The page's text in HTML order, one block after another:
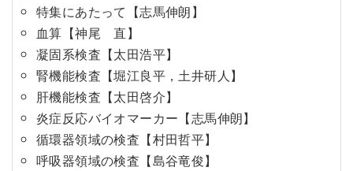
特集にあたって【志馬伸朗】
血算【神尾 直】
凝固系検査【太田浩平】
腎機能検査【堀江良平，土井研人】
肝機能検査【太田啓介】
炎症反応バイオマーカー【志馬伸朗】
循環器領域の検査【村田哲平】
呼吸器領域の検査【島谷竜俊】